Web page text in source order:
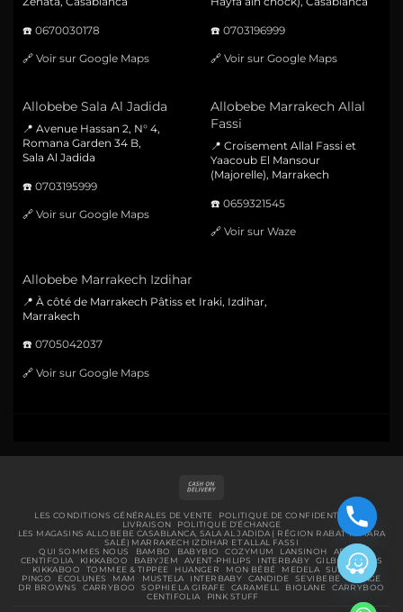
☎️ 0670030178
🔗 Voir sur Google Maps
☎️ 0703196999
🔗 Voir sur Google Maps
Allobebe Sala Al Jadida
📍 Avenue Hassan 2, N° 4,
Romana Garden 34 B,
Sala Al Jadida
☎️ 0703195999
🔗 Voir sur Google Maps
Allobebe Marrakech Allal
Fassi
📍 Croisement Allal Fassi et
Yaacoub El Mansour
(Majorelle), Marrakech
☎️ 0659321545
🔗 Voir sur Waze
Allobebe Marrakech Izdihar
📍 À côté de Marrakech Pâtiss et Iraki, Izdihar,
Marrakech
☎️ 0705042037
🔗 Voir sur Google Maps
Delivery
LES CONDITIONS GÉNÉRALES DE VENTE
POLITIQUE DE CONFIDENTIALITÉ
LIVRAISON
POLITIQUE D’ÉCHANGE
LES MAGASINS ALLOBEBE CASABLANCA, SALA AL JADIDA ( RÉGION RABAT TEMARA
SALÉ) MARRAKECH IZDIHAR ET ALLAL FASSI
QUI SOMMES NOUS
BAMBO BABYBIO COZYMUM LANSINOH
ABENA
CENTIFOLIA
KIKKABOO BABYJEM AVENT-PHILIPS INTERBABY GILBERT
BIBS
KIKKABOO
TOMMEE & TIPPEE HUANGER MON BÉBÉ MEDELA
SUAVINEX
PINGO
ECOLUNES MAM MUSTELA INTERBABY CANDIDE SEVIBEBE
URIAGE
DR BROWNS
CARRYBOO SOPHIE LA GIRAFE CARAMELL BIOLANE
CARRYBOO
CENTIFOLIA
PINK STUFF